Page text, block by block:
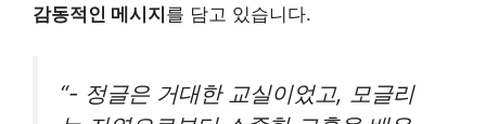
감동적인 메시지 를 담고 있습니다.
“- 정글은 거대한 교실이었고, 모글리